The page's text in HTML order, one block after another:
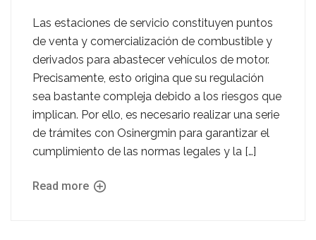
Las estaciones de servicio constituyen puntos
de venta y comercialización de combustible y
derivados para abastecer vehículos de motor.
Precisamente, esto origina que su regulación
sea bastante compleja debido a los riesgos que
implican. Por ello, es necesario realizar una serie
de trámites con Osinergmin para garantizar el
cumplimiento de las normas legales y la […]
Read more